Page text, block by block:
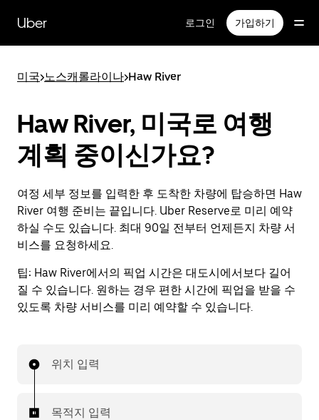
Uber 로그인 가입하기
미국>노스캐롤라이나>Haw River
Haw River, 미국로 여행
계획 중이신가요?
여정 세부 정보를 입력한 후 도착한 차량에 탑승하면 Haw
River 여행 준비는 끝입니다. Uber Reserve로 미리 예약
하실 수도 있습니다. 최대 90일 전부터 언제든지 차량 서
비스를 요청하세요.
팁: Haw River에서의 픽업 시간은 대도시에서보다 길어
질 수 있습니다. 원하는 경우 편한 시간에 픽업을 받을 수
있도록 차량 서비스를 미리 예약할 수 있습니다.
위치 입력
목적지 입력